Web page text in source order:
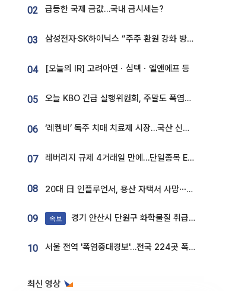
02 급등한 국제 금값…국내 금시세는?
03 삼성전자·SK하이닉스 “주주 환원 강화 방안 마련”
04 [오늘의 IR] 고려아연ㆍ심텍ㆍ엘앤에프 등
05 오늘 KBO 긴급 실행위원회, 주말도 폭염취소 될까
06 ‘레켐비’ 독주 치매 치료제 시장…국산 신약 등장하나
07 레버리지 규제 4거래일 만에…단일종목 ETF 거래대금 '13분의 1' 급감
08 20대 日 인플루언서, 용산 자택서 사망⋯SNS 라방 중 숨져
09 속보 경기 안산시 단원구 화학물질 취급 공장서 연기 발생
10 서울 전역 '폭염중대경보'…전국 224곳 폭염특보
최신 영상